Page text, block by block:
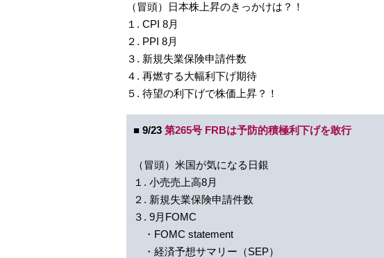
（冒頭）日本株上昇のきっかけは？！
１. CPI 8月
２. PPI 8月
３. 新規失業保険申請件数
４. 再燃する大幅利下げ期待
５. 待望の利下げで株価上昇？！
■ 9/23 第265号 FRBは予防的積極利下げを敢行
（冒頭）米国が気になる日銀
１. 小売売上高8月
２. 新規失業保険申請件数
３. 9月FOMC
・FOMC statement
・経済予想サマリー（SEP）